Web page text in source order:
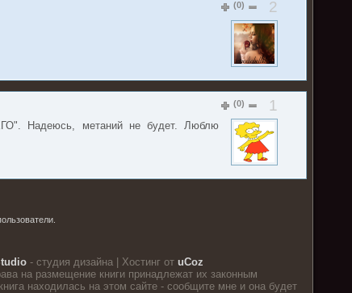
2
(0)
1
(0)
Надеюсь, метаний не будет. Люблю
- студия дизайна | Хостинг от uCoz
на размещение книги принадлежат их законным
находилась на этом сайте - сообщите мне и она будет